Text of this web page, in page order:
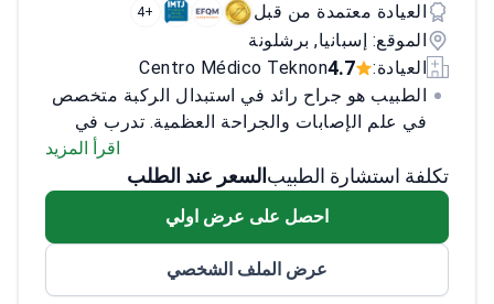
العيادة معتمدة من قبل
+4
الموقع: إسبانيا, برشلونة
العيادة:
4.7
Centro Médico Teknon
الطبيب هو جراح رائد في استبدال الركبة متخصص
في علم الإصابات والجراحة العظمية. تدرب في
مرافق طبية مرموقة في أستراليا والمملكة
المتحدة، يستخدم الطبيب تقنيات متقدمة في
Brain Lab المحدد أثناء جراحات استبدال المفاصل،
يضمن الطبيب التركيب الدقيق للأطراف الصناعية،
مما يقلل من خطر التراخي المبكر.<\/p>
اقرأ المزيد
تكلفة استشارة الطبيب السعر عند الطلب
احصل على عرض اولي
عرض الملف الشخصي